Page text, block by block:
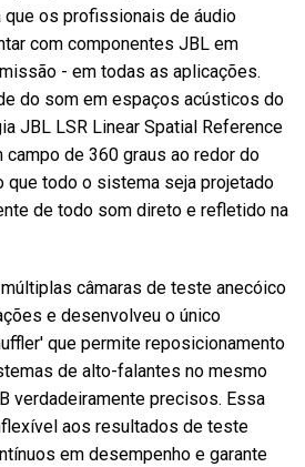
que os profissionais de áudio
com componentes JBL em
- em todas as aplicações.
do som em espaços acústicos do
JBL LSR Linear Spatial Reference
de 360 graus ao redor do
que todo o sistema seja projetado
de todo som direto e refletido na
câmaras de teste anecóico
e desenvolveu o único
que permite reposicionamento
de alto-falantes no mesmo
verdadeiramente precisos. Essa
aos resultados de teste
em desempenho e garante